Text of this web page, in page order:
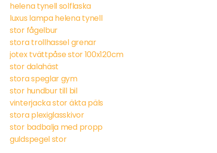
helena tynell solflaska
luxus lampa helena tynell
stor fågelbur
stora trollhassel grenar
jotex tvättpåse stor 100x120cm
stor dalahäst
stora speglar gym
stor hundbur till bil
vinterjacka stor äkta päls
stora plexiglasskivor
stor badbalja med propp
guldspegel stor